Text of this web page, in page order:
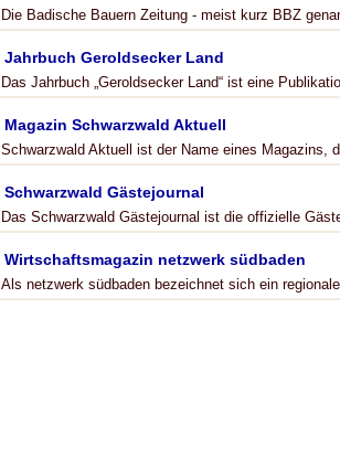
Die Badische Bauern Zeitung - meist kurz BBZ
Jahrbuch Geroldsecker Land
Das Jahrbuch „Geroldsecker Land“ ist eine
Magazin Schwarzwald Aktuell
Schwarzwald Aktuell ist der Name eines Magazins,
Schwarzwald Gästejournal
Das Schwarzwald Gästejournal ist die offizielle
Wirtschaftsmagazin netzwerk südbaden
Als netzwerk südbaden bezeichnet sich ein